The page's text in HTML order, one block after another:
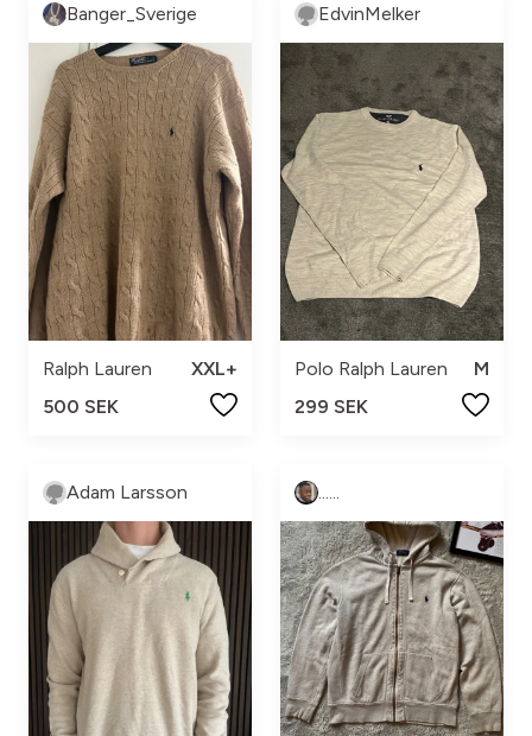
Banger_Sverige
Ralph Lauren
XXL+
500 SEK
EdvinMelker
Polo Ralph Lauren
M
299 SEK
Adam Larsson